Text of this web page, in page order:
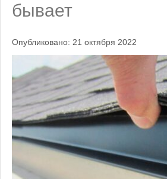
бывает
Опубликовано: 21 октября 2022